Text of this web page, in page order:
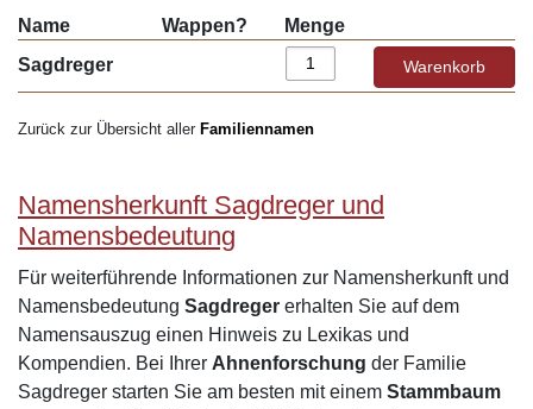
Name Wappen?
Menge
Sagdreger
Zurück zur Übersicht aller Familiennamen
Namensherkunft Sagdreger und
Namensbedeutung
Für weiterführende Informationen zur Namensherkunft und
Namensbedeutung Sagdreger erhalten Sie auf dem
Namensauszug einen Hinweis zu Lexikas und
Kompendien. Bei Ihrer Ahnenforschung der Familie
Sagdreger starten Sie am besten mit einem Stammbaum